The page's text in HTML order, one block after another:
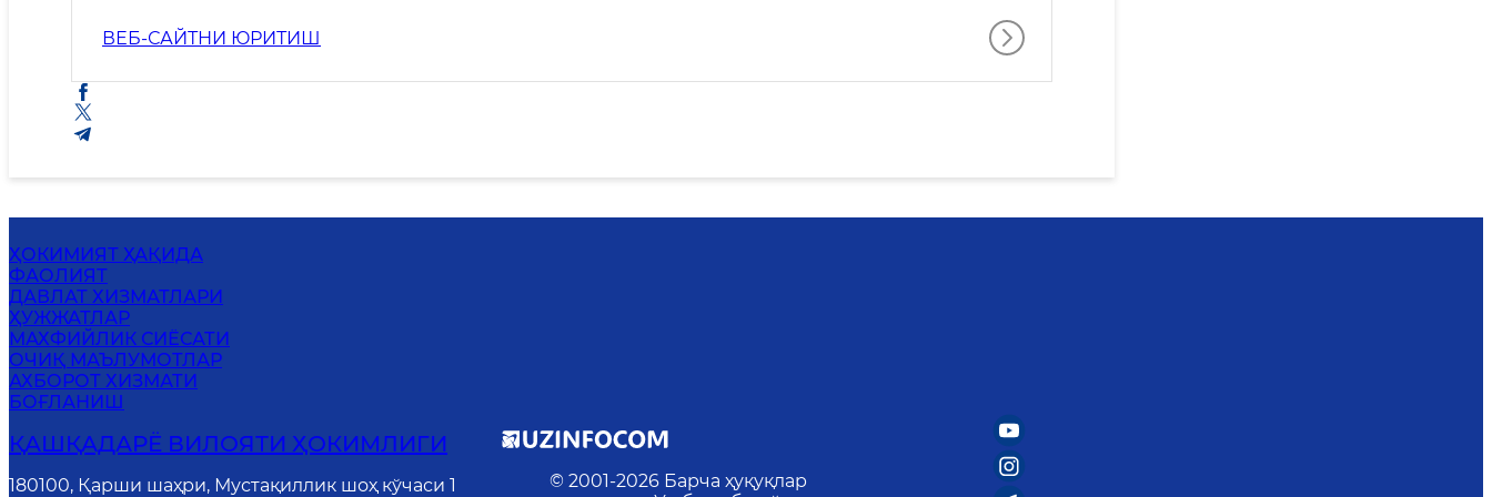
ВЕБ-САЙТНИ ЮРИТИШ
ҲОКИМИЯТ ҲАҚИДА
ФАОЛИЯТ
ДАВЛАТ ХИЗМАТЛАРИ
ҲУЖЖАТЛАР
MАХФИЙЛИК СИЁСАТИ
ОЧИҚ МАЪЛУМОТЛАР
АХБОРОТ ХИЗМАТИ
БОҒЛАНИШ
ҚАШҚАДАРЁ ВИЛОЯТИ ҲОКИМЛИГИ
180100, Қарши шаҳри, Мустақиллик шоҳ кўчаси 1 © 2001-2026 Барча ҳуқуқлар